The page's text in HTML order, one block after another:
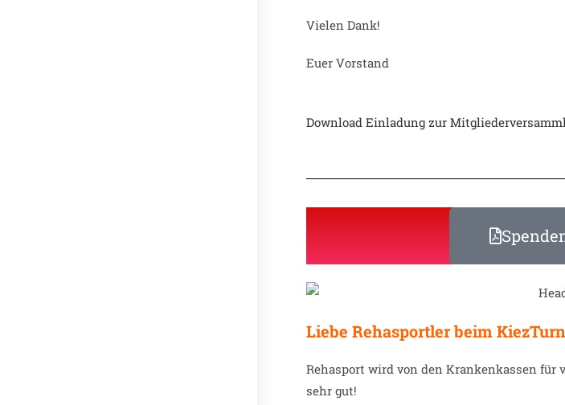
Vielen Dank!
Euer Vorstand
Download Einladung zur
Liebe Rehasportler beim
Rehasport wird von den Krankenkassen für
sehr gut!